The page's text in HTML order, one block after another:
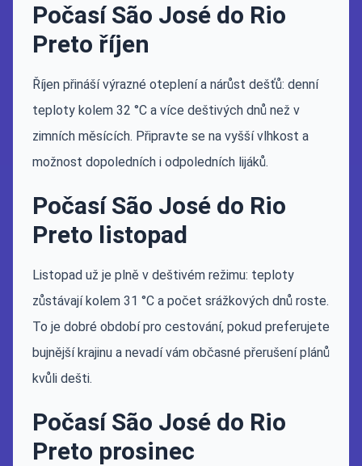
Počasí São José do Rio
Preto říjen
Říjen přináší výrazné oteplení a nárůst dešťů: denní
teploty kolem 32 °C a více deštivých dnů než v
zimních měsících. Připravte se na vyšší vlhkost a
možnost dopoledních i odpoledních lijáků.
Počasí São José do Rio
Preto listopad
Listopad už je plně v deštivém režimu: teploty
zůstávají kolem 31 °C a počet srážkových dnů roste.
To je dobré období pro cestování, pokud preferujete
bujnější krajinu a nevadí vám občasné přerušení plánů
kvůli dešti.
Počasí São José do Rio
Preto prosinec